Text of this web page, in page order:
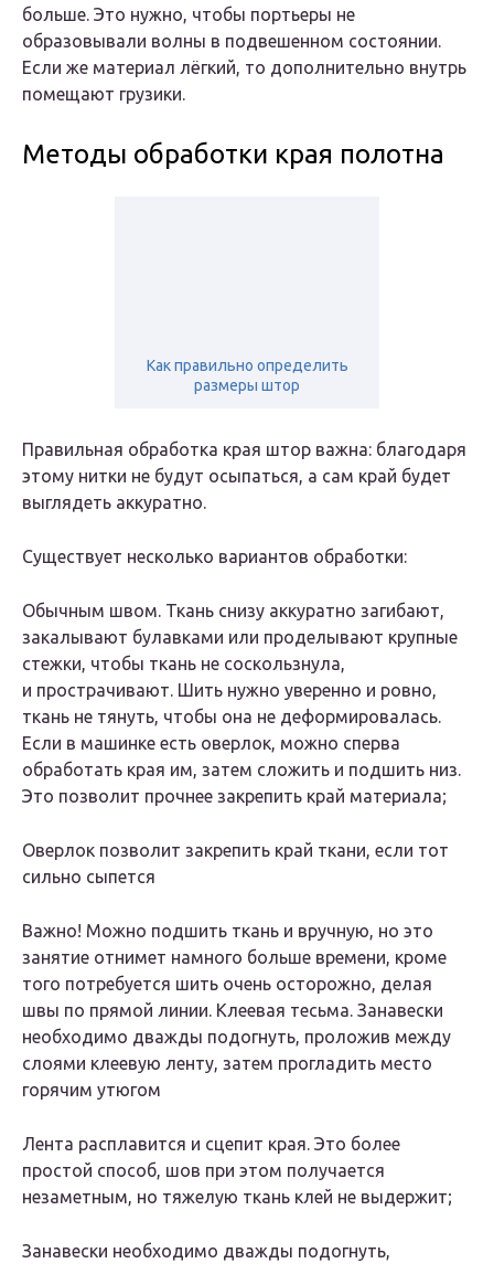
больше. Это нужно, чтобы портьеры не
образовывали волны в подвешенном состоянии.
Если же материал лёгкий, то дополнительно внутрь
помещают грузики.
Методы обработки края полотна
Как правильно определить
размеры штор
Правильная обработка края штор важна: благодаря
этому нитки не будут осыпаться, а сам край будет
выглядеть аккуратно.
Существует несколько вариантов обработки:
Обычным швом. Ткань снизу аккуратно загибают,
закалывают булавками или проделывают крупные
стежки, чтобы ткань не соскользнула,
и прострачивают. Шить нужно уверенно и ровно,
ткань не тянуть, чтобы она не деформировалась.
Если в машинке есть оверлок, можно сперва
обработать края им, затем сложить и подшить низ.
Это позволит прочнее закрепить край материала;
Оверлок позволит закрепить край ткани, если тот
сильно сыпется
Важно! Можно подшить ткань и вручную, но это
занятие отнимет намного больше времени, кроме
того потребуется шить очень осторожно, делая
швы по прямой линии. Клеевая тесьма. Занавески
необходимо дважды подогнуть, проложив между
слоями клеевую ленту, затем прогладить место
горячим утюгом
Лента расплавится и сцепит края. Это более
простой способ, шов при этом получается
незаметным, но тяжелую ткань клей не выдержит;
Занавески необходимо дважды подогнуть,